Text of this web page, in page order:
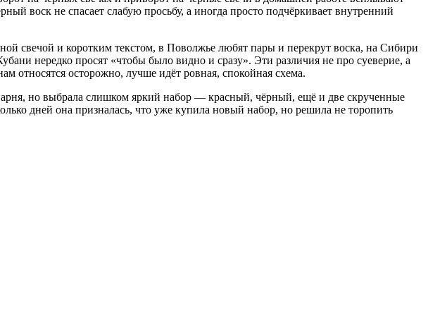
воск не спасает слабую просьбу, а иногда просто подчёркивает внутренний
свечой и коротким текстом, в Поволжье любят пары и перекрут воска, на Сибири
нередко просят «чтобы было видно и сразу». Эти различия не про суеверие, а
относятся осторожно, лучше идёт ровная, спокойная схема.
но выбрала слишком яркий набор — красный, чёрный, ещё и две скрученные
дней она призналась, что уже купила новый набор, но решила не торопить